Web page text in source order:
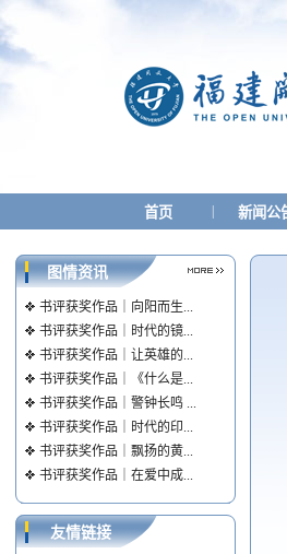
首页 新闻公
图情资讯
书评获奖作品｜向阳而生...
书评获奖作品｜时代的镜...
书评获奖作品｜让英雄的...
书评获奖作品｜《什么是...
书评获奖作品｜警钟长鸣 ...
书评获奖作品｜时代的印...
书评获奖作品｜飘扬的黄...
书评获奖作品｜在爱中成...
友情链接